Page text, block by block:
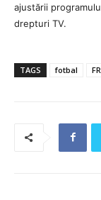
ajustării
drepturi TV.
TAGS fotbal